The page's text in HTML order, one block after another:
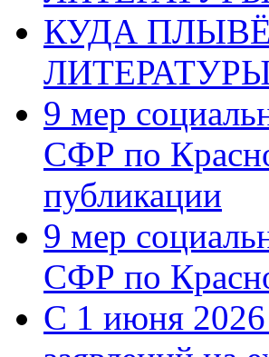
КУДА
9 мер
СФР по
публикации
9 мер
СФР по
С 1 июня 2026